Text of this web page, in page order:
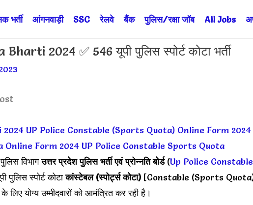
भर्ती आंगनवाड़ी SSC रेलवे बैंक पुलिस/रक्षा जॉब All Jobs
2024 ✅ 546 यूपी पुलिस स्पोर्ट कोटा भर्ती
UP Police Constable (Sports Quota) Online Form 2024
Online Form 2024 UP Police Constable Sports Quota
विभागउत्तर प्रदेश पुलिस भर्ती एवं प्रोन्नति बोर्ड(Up Police Constable
पुलिस स्पोर्ट कोटाकांस्टेबल (स्पोर्ट्स कोटा) [Constable (Sports
लिए योग्य उम्मीदवारों को आमंत्रित कर रही है।